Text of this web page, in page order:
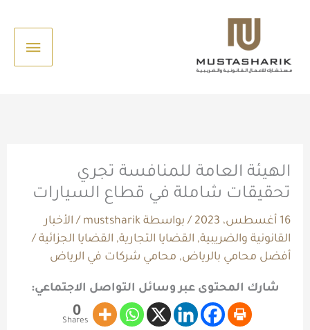
الهيئة العامة للمنافسة تجري
تحقيقات شاملة في قطاع السيارات
16 أغسطس، 2023 / بواسطة mustsharik
/ الأخبار
القانونية والضريبية, القضايا التجارية, القضايا الجزائية/
أفضل محامي بالرياض, محامي شركات في الرياض
شارك المحتوى عبر وسائل التواصل الاجتماعي:
0
Shares